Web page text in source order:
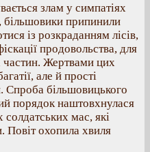
злам у симпатіях
припинили
із розкраданням лісів,
продовольства, для
частин. Жертвами цих
але й прості
Спроба більшовицького
порядок наштовхнулася
солдатських мас, які
Повіт охопила хвиля